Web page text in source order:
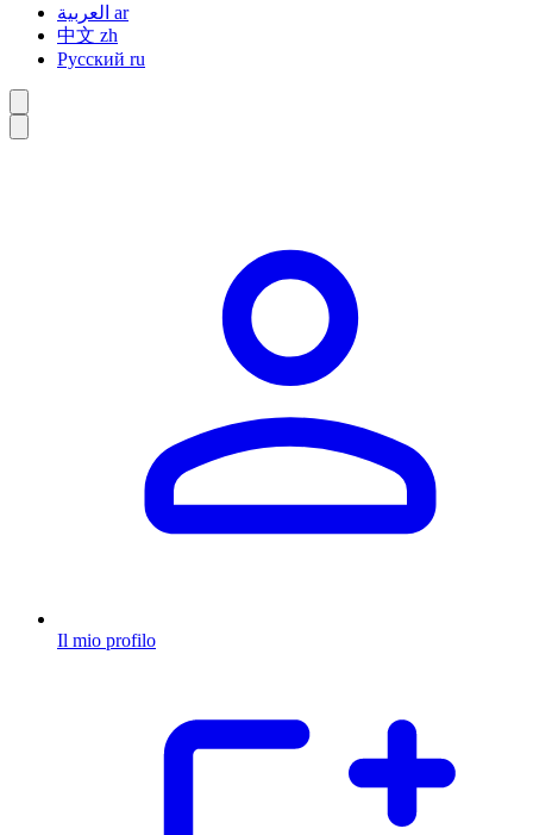
ar
中文 zh
Русский ru
Il mio profilo